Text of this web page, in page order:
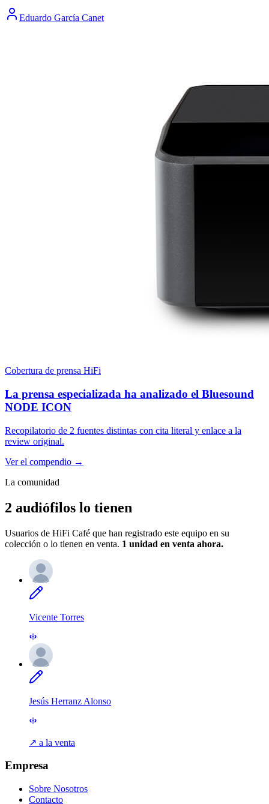
Eduardo García Canet
Cobertura de prensa HiFi
La prensa especializada ha analizado el Bluesound
NODE ICON
Recopilatorio de 2 fuentes distintas con cita literal y enlace a la
review original.
Ver el compendio →
La comunidad
2 audiófilos lo tienen
Usuarios de HiFi Café que han registrado este equipo en su
colección o lo tienen en venta. 1 unidad en venta ahora.
Vicente Torres
Jesús Herranz Alonso
↗ a la venta
Empresa
Sobre Nosotros
Contacto